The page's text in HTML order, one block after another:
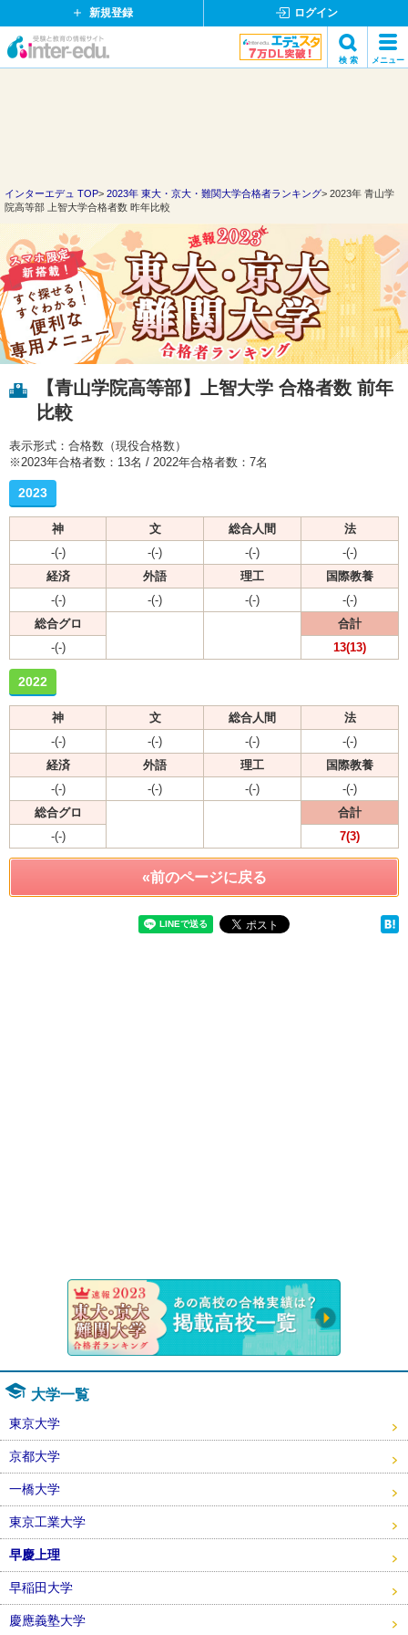
新規登録 ログイン
イ
ド
ッ
ト
コ
ム
検 索 メニュー
インターエデュ TOP 2023年 東大・京大・難関大学合格者ランキング
2023年 青山学
院高等部 上智大学合格者数 昨年比較
【青山学院高等部】上智大学 合格者数 前年
比較
表示形式：合格数（現役合格数）
※2023年合格者数：13名 / 2022年合格者数：7名
2023
神 文 総合人間
法
-(-)
-(-) -(-)
-(-)
経済
外語 理工
国際教養
-(-)
-(-) -(-)
-(-)
総合グロ
合計
-(-)
13(13)
2022
神 文 総合人間
法
-(-)
-(-) -(-)
-(-)
経済
外語 理工
国際教養
-(-)
-(-) -(-)
-(-)
総合グロ
合計
-(-)
7(3)
«前のページに戻る
大学一覧
東京大学
京都大学
一橋大学
東京工業大学
早慶上理
早稲田大学
慶應義塾大学